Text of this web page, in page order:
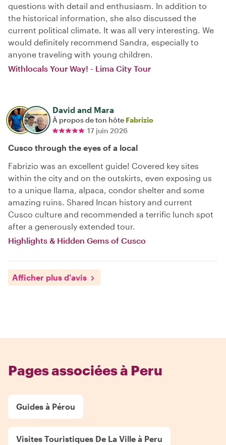
questions with detail and enthusiasm. In addition to
the historical information, she also discussed the
current political climate. It was all very interesting. We
would definitely recommend Sandra, especially to
anyone traveling with young children.
Withlocals Your Way! - Lima City Tour
David and Mara
À propos de ton hôte Fabrizio
17 juin 2026
Cusco through the eyes of a local
Fabrizio was an excellent guide! Covered key sites
within the city and on the outskirts, even exposing us
to a unique llama, alpaca, condor shelter and some
amazing ruins. Shared Incan history and current
Cusco culture and recommended a terrific lunch spot
after a generously extended tour.
Highlights & Hidden Gems of Cusco
Afficher plus d'avis
Pages associées à Peru
Guides à Pérou
Visites Touristiques De La Ville à Peru